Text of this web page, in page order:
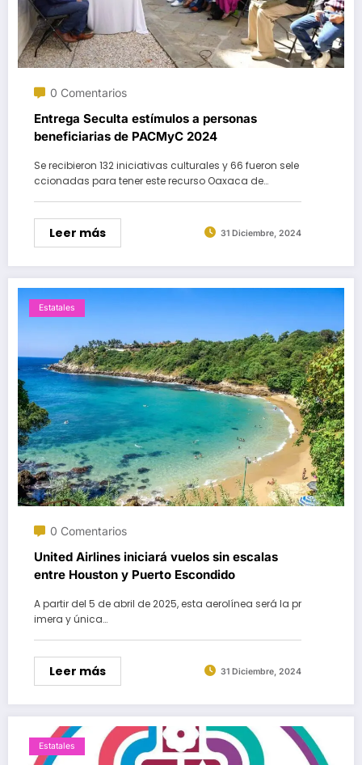
0 Comentarios
Entrega Seculta estímulos a personas
beneficiarias de PACMyC 2024
Se recibieron 132 iniciativas culturales y 66 fueron sele
ccionadas para tener este recurso Oaxaca de…
Leer más 31 Diciembre, 2024
Estatales
0 Comentarios
United Airlines iniciará vuelos sin escalas
entre Houston y Puerto Escondido
A partir del 5 de abril de 2025, esta aerolínea será la pr
imera y única…
Leer más 31 Diciembre, 2024
Estatales